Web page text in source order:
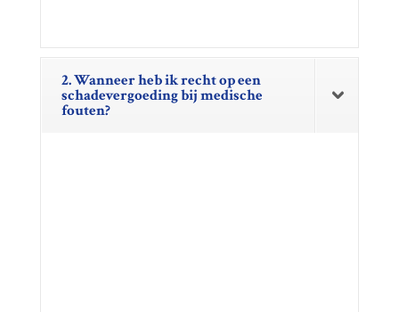
2. Wanneer heb ik recht op een
schadevergoeding bij medische
fouten?